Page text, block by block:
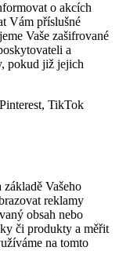
o akcích
Vám příslušné
Vaše zašifrované
a
pokud již jejich
TikTok
Vašeho
reklamy
obsah nebo
či produkty a měřit
na tomto